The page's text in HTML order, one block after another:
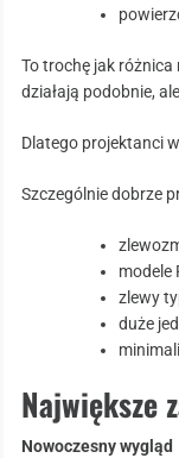
To trochę jak
działają podobnie,
Dlatego projektanci
Szczególnie dobrze
modele
zlewy
duże
Największe
Nowoczesny wygląd